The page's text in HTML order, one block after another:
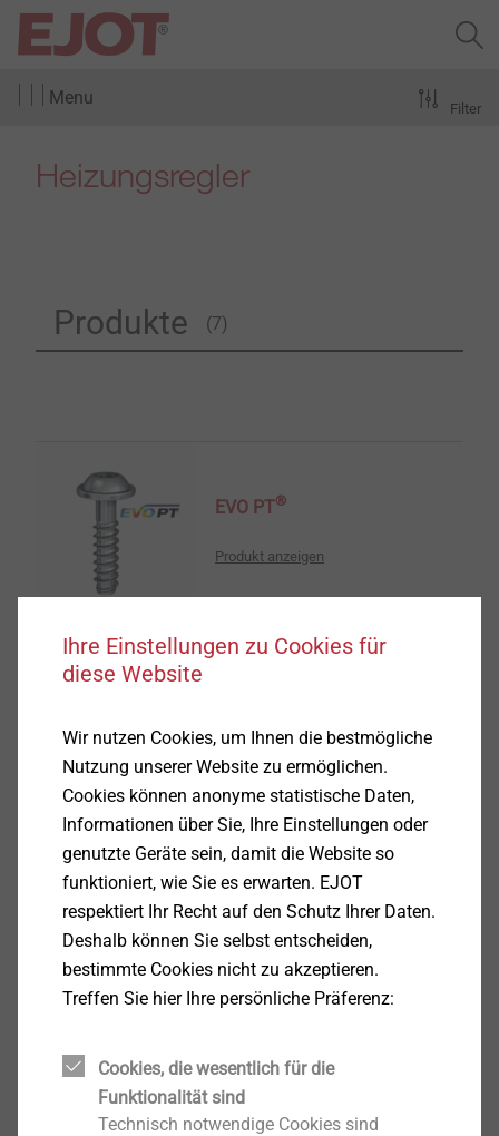
Menu
Heizungsregler
Produkte (7)
Filter
EVO PT®
Produkt anzeigen
DELTA PT Schraube
Produkt anzeigen
DELTA PT®DS
Produkt anzeigen
Ihre Einstellungen zu Cookies für
diese Website
Wir nutzen Cookies, um Ihnen die bestmögliche
Nutzung unserer Website zu ermöglichen.
Cookies können anonyme statistische Daten,
Informationen über Sie, Ihre Einstellungen oder
genutzte Geräte sein, damit die Website so
funktioniert, wie Sie es erwarten. EJOT
respektiert Ihr Recht auf den Schutz Ihrer Daten.
Deshalb können Sie selbst entscheiden,
bestimmte Cookies nicht zu akzeptieren.
Treffen Sie hier Ihre persönliche Präferenz:
Cookies, die wesentlich für die
Funktionalität sind
Technisch notwendige Cookies sind